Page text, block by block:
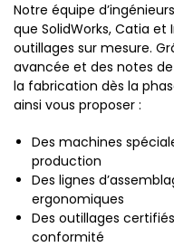
Notre équipe
que SolidWorks, Catia
outillages sur mesure.
avancée et des notes
la fabrication dès la
ainsi vous proposer :
Des machines
production
Des lignes
ergonomiques
Des outillages
conformité